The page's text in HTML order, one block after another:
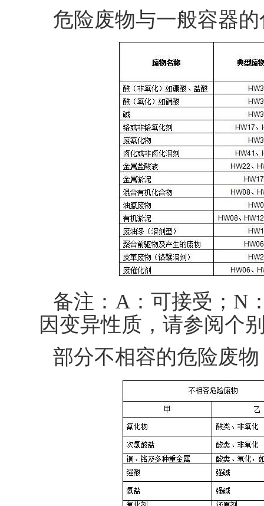
危险废物与一般容器
备注：A：可接受；N
因变异性质，请参阅个
部分不相容的危险废物